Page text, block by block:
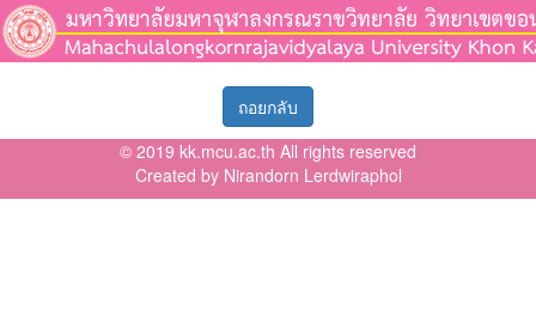
ถอยกลับ
© 2019 kk.mcu.ac.th All rights reserved
Created by Nirandorn Lerdwiraphol